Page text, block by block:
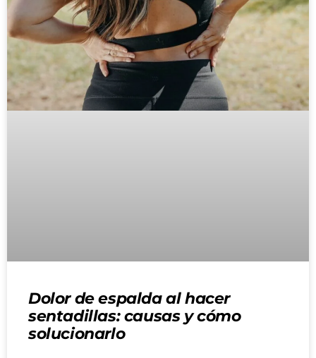
Dolor de espalda al hacer
sentadillas: causas y cómo
solucionarlo